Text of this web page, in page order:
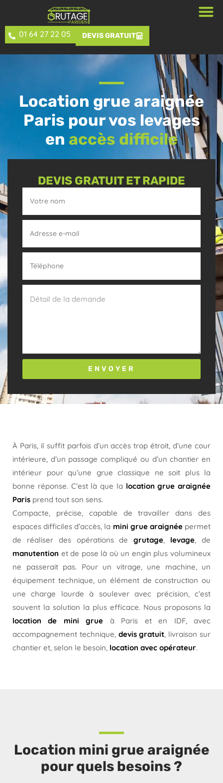
01 64 27 22 05 DEVIS GRATUIT
Location grue araignée
Paris pour vos levages
en accès difficile
DEVIS GRATUIT ET RAPIDE
ENVOYER
À Paris, il suffit parfois d’un accès trop étroit, d’une cour
intérieure, d’un passage compliqué ou d’un chantier en
intérieur pour qu’une grue classique ne soit plus la
bonne réponse. C’est là que la location grue araignée
Paris prend tout son sens.
Compacte, précise, capable de travailler dans des
espaces difficiles d’accès, la mini grue araignéepermet
de réaliser des opérations degrutage, levage, de
manutention et de pose là où un engin plus volumineux
ne passerait pas. Pour un vitrage, une machine, un
équipement technique, un élément de construction ou
une charge lourde à soulever avec précision, c’est
souvent la solution la plus efficace. Nous proposons la
location de mini grue à Paris et en IDF, avec
accompagnement technique, devis gratuit, livraison sur
chantier et, selon le besoin, location avec opérateur.
Location mini grue araignée
pour quels besoins ?